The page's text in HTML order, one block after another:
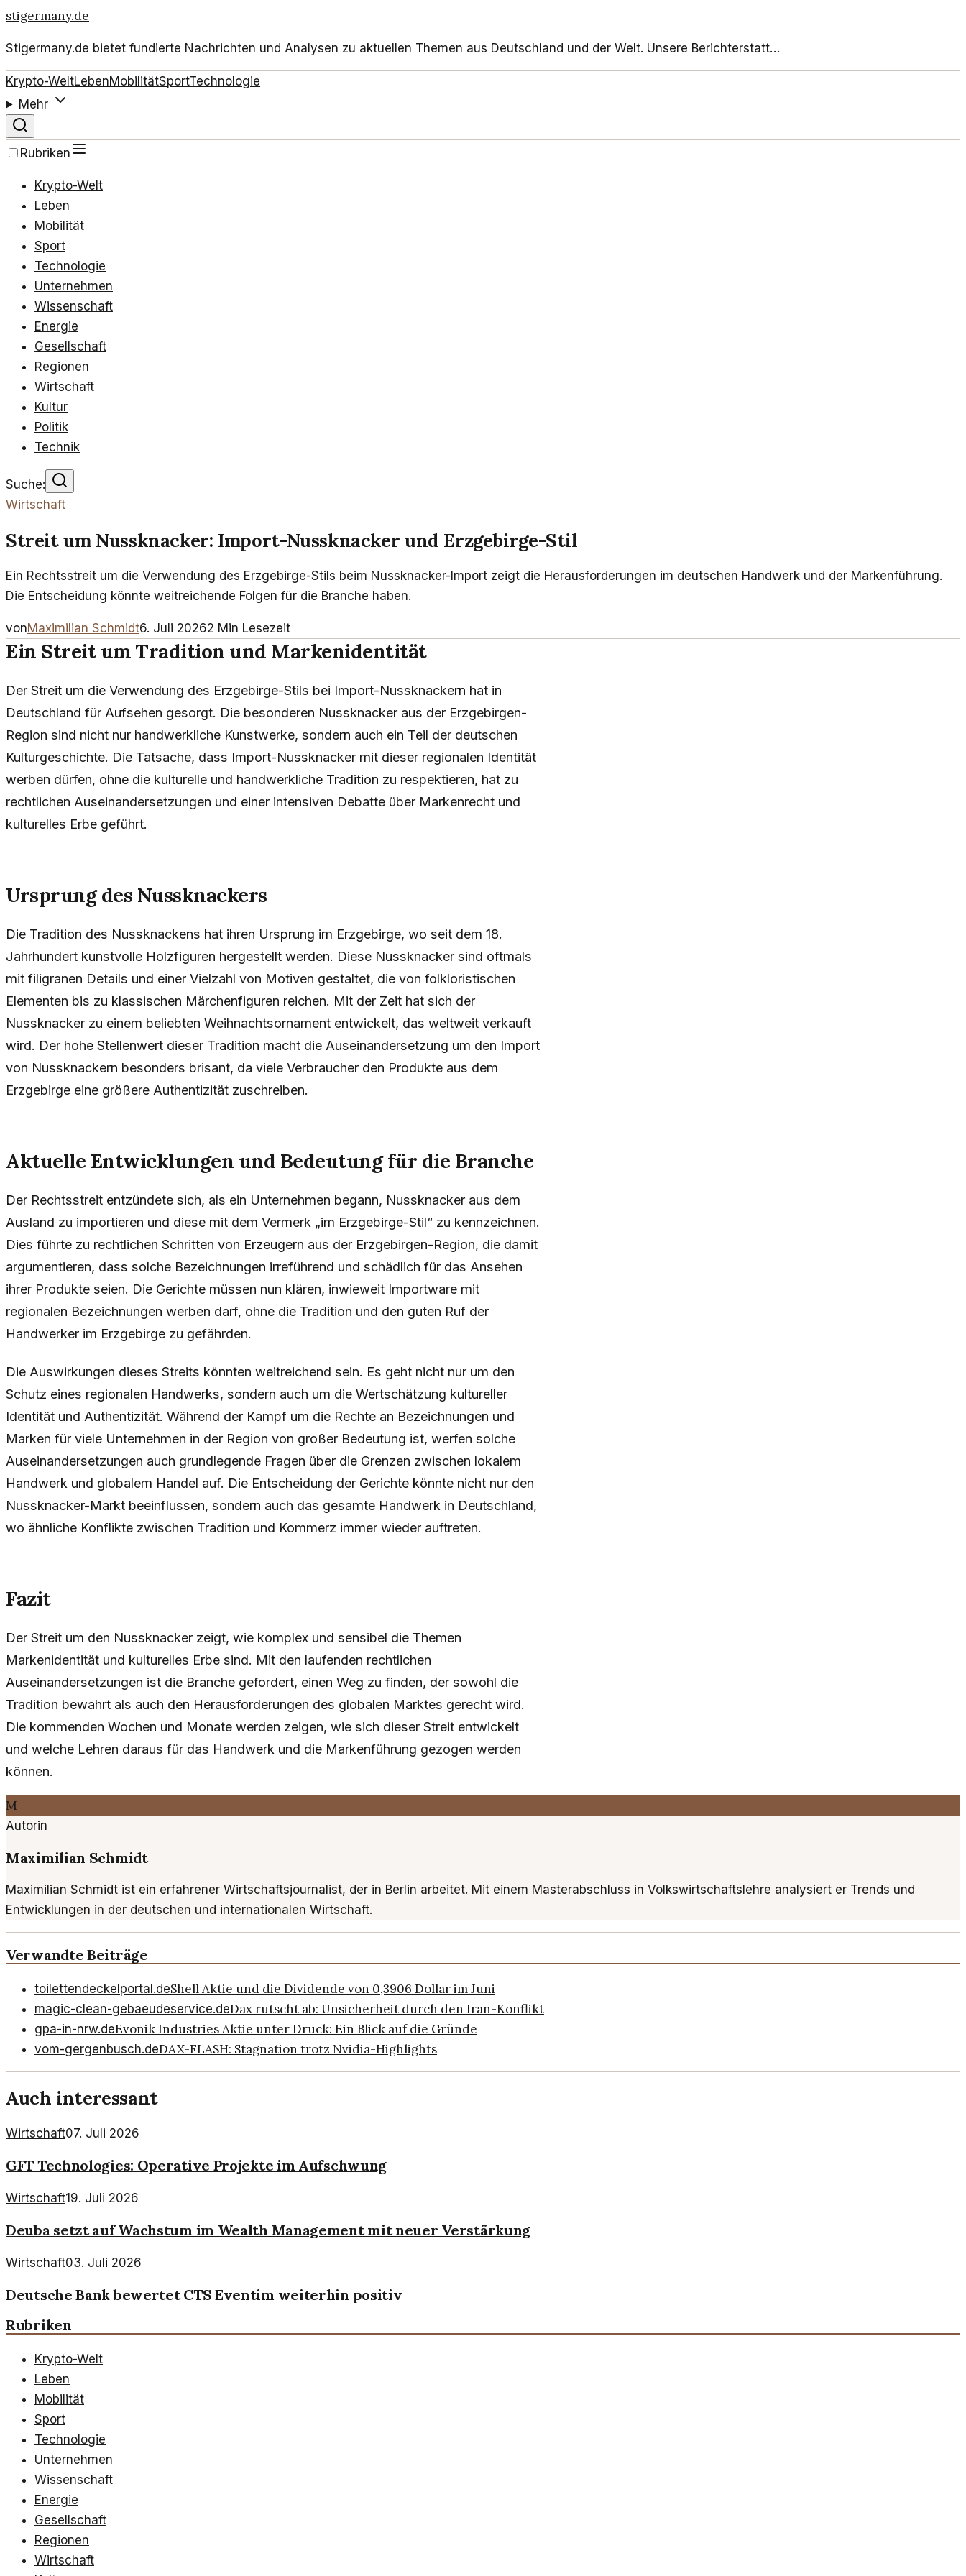
stigermany.de
Stigermany.de bietet fundierte Nachrichten und Analysen zu aktuellen Themen aus Deutschland und der Welt. Unsere Berichterstatt…
Krypto-WeltLebenMobilitätSportTechnologie
Mehr
Rubriken
Krypto-Welt
Leben
Mobilität
Sport
Technologie
Unternehmen
Wissenschaft
Energie
Gesellschaft
Regionen
Wirtschaft
Kultur
Politik
Technik
Suche:
Wirtschaft
Streit um Nussknacker: Import-Nussknacker und Erzgebirge-Stil
Ein Rechtsstreit um die Verwendung des Erzgebirge-Stils beim Nussknacker-Import zeigt die Herausforderungen im deutschen Handwerk und der Markenführung.
Die Entscheidung könnte weitreichende Folgen für die Branche haben.
vonMaximilian Schmidt6. Juli 20262 Min Lesezeit
Ein Streit um Tradition und Markenidentität
Der Streit um die Verwendung des Erzgebirge-Stils bei Import-Nussknackern hat in
Deutschland für Aufsehen gesorgt. Die besonderen Nussknacker aus der Erzgebirgen-
Region sind nicht nur handwerkliche Kunstwerke, sondern auch ein Teil der deutschen
Kulturgeschichte. Die Tatsache, dass Import-Nussknacker mit dieser regionalen Identität
werben dürfen, ohne die kulturelle und handwerkliche Tradition zu respektieren, hat zu
rechtlichen Auseinandersetzungen und einer intensiven Debatte über Markenrecht und
kulturelles Erbe geführt.
Ursprung des Nussknackers
Die Tradition des Nussknackens hat ihren Ursprung im Erzgebirge, wo seit dem 18.
Jahrhundert kunstvolle Holzfiguren hergestellt werden. Diese Nussknacker sind oftmals
mit filigranen Details und einer Vielzahl von Motiven gestaltet, die von folkloristischen
Elementen bis zu klassischen Märchenfiguren reichen. Mit der Zeit hat sich der
Nussknacker zu einem beliebten Weihnachtsornament entwickelt, das weltweit verkauft
wird. Der hohe Stellenwert dieser Tradition macht die Auseinandersetzung um den Import
von Nussknackern besonders brisant, da viele Verbraucher den Produkte aus dem
Erzgebirge eine größere Authentizität zuschreiben.
Aktuelle Entwicklungen und Bedeutung für die Branche
Der Rechtsstreit entzündete sich, als ein Unternehmen begann, Nussknacker aus dem
Ausland zu importieren und diese mit dem Vermerk „im Erzgebirge-Stil“ zu kennzeichnen.
Dies führte zu rechtlichen Schritten von Erzeugern aus der Erzgebirgen-Region, die damit
argumentieren, dass solche Bezeichnungen irreführend und schädlich für das Ansehen
ihrer Produkte seien. Die Gerichte müssen nun klären, inwieweit Importware mit
regionalen Bezeichnungen werben darf, ohne die Tradition und den guten Ruf der
Handwerker im Erzgebirge zu gefährden.
Die Auswirkungen dieses Streits könnten weitreichend sein. Es geht nicht nur um den
Schutz eines regionalen Handwerks, sondern auch um die Wertschätzung kultureller
Identität und Authentizität. Während der Kampf um die Rechte an Bezeichnungen und
Marken für viele Unternehmen in der Region von großer Bedeutung ist, werfen solche
Auseinandersetzungen auch grundlegende Fragen über die Grenzen zwischen lokalem
Handwerk und globalem Handel auf. Die Entscheidung der Gerichte könnte nicht nur den
Nussknacker-Markt beeinflussen, sondern auch das gesamte Handwerk in Deutschland,
wo ähnliche Konflikte zwischen Tradition und Kommerz immer wieder auftreten.
Fazit
Der Streit um den Nussknacker zeigt, wie komplex und sensibel die Themen
Markenidentität und kulturelles Erbe sind. Mit den laufenden rechtlichen
Auseinandersetzungen ist die Branche gefordert, einen Weg zu finden, der sowohl die
Tradition bewahrt als auch den Herausforderungen des globalen Marktes gerecht wird.
Die kommenden Wochen und Monate werden zeigen, wie sich dieser Streit entwickelt
und welche Lehren daraus für das Handwerk und die Markenführung gezogen werden
können.
M
Autorin
Maximilian Schmidt
Maximilian Schmidt ist ein erfahrener Wirtschaftsjournalist, der in Berlin arbeitet. Mit einem Masterabschluss in Volkswirtschaftslehre analysiert er Trends und
Entwicklungen in der deutschen und internationalen Wirtschaft.
Verwandte Beiträge
toilettendeckelportal.deShell Aktie und die Dividende von 0,3906 Dollar im Juni
magic-clean-gebaeudeservice.deDax rutscht ab: Unsicherheit durch den Iran-Konflikt
gpa-in-nrw.deEvonik Industries Aktie unter Druck: Ein Blick auf die Gründe
vom-gergenbusch.deDAX-FLASH: Stagnation trotz Nvidia-Highlights
Auch interessant
Wirtschaft07. Juli 2026
GFT Technologies: Operative Projekte im Aufschwung
Wirtschaft19. Juli 2026
Deuba setzt auf Wachstum im Wealth Management mit neuer Verstärkung
Wirtschaft03. Juli 2026
Deutsche Bank bewertet CTS Eventim weiterhin positiv
Rubriken
Krypto-Welt
Leben
Mobilität
Sport
Technologie
Unternehmen
Wissenschaft
Energie
Gesellschaft
Regionen
Wirtschaft